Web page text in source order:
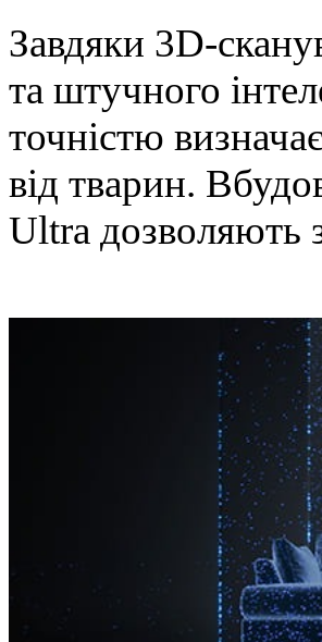
Завдяки 3D-
та штучного
точністю
від тварин.
Ultra дозволяють